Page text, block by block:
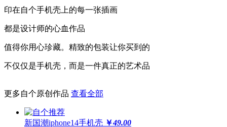
更保护
高于摄像头及屏幕钢化膜
经得起撞击，受得起刮擦
全球领先喷绘工艺，100%高精度印刷
印在自个手机壳上的每一张插画
都是设计师的心血作品
值得你用心珍藏。精致的包装让你买到的
不仅仅是手机壳，而是一件真正的艺术品
更多自个原创作品 查看全部
新国潮iphone14手机壳 ￥49.00